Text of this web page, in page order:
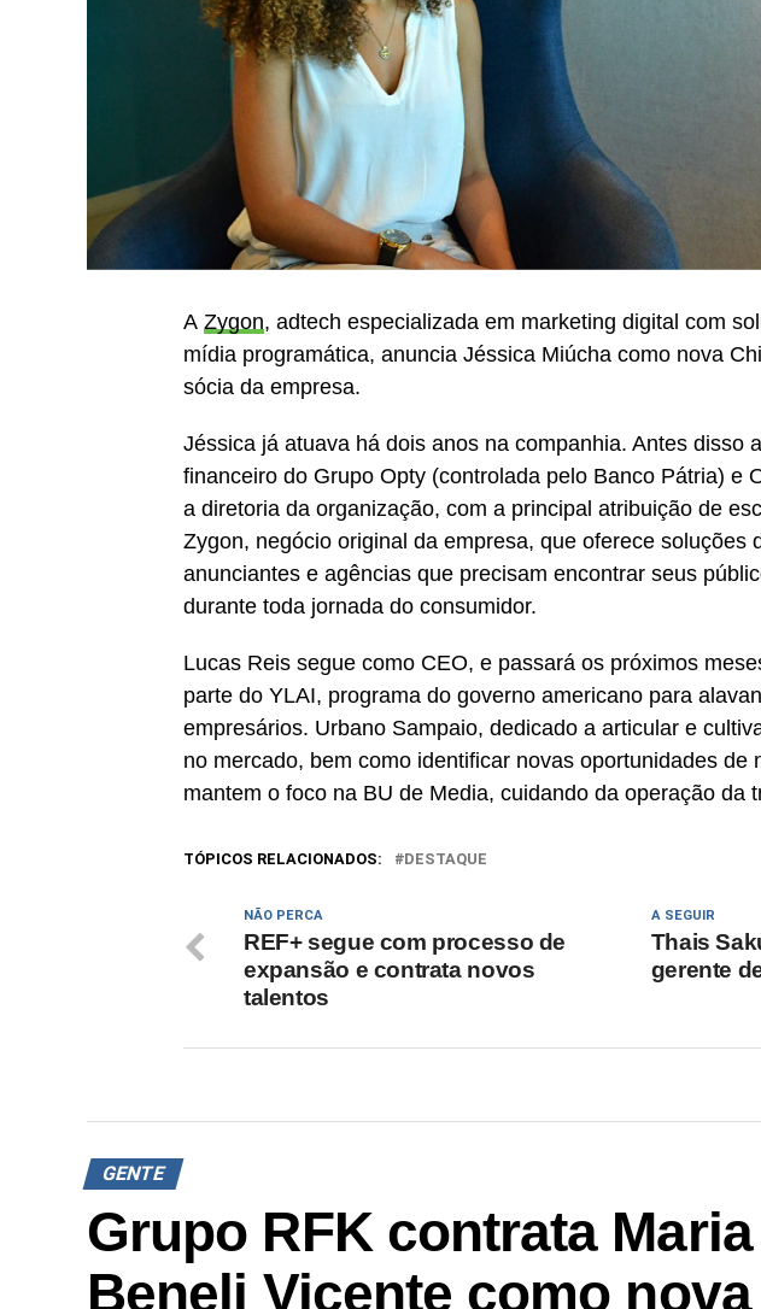
A Zygon, adtech especializada em marketing digital com
mídia programática, anuncia Jéssica Miúcha como nova
sócia da empresa.
Jéssica já atuava há dois anos na companhia. Antes disso
financeiro do Grupo Opty (controlada pelo Banco Pátria) e
a diretoria da organização, com a principal atribuição de
Zygon, negócio original da empresa, que oferece soluções
anunciantes e agências que precisam encontrar seus
durante toda jornada do consumidor.
Lucas Reis segue como CEO, e passará os próximos
parte do YLAI, programa do governo americano para
empresários. Urbano Sampaio, dedicado a articular e
no mercado, bem como identificar novas oportunidades de
mantem o foco na BU de Media, cuidando da operação da
TÓPICOS RELACIONADOS: DESTAQUE
A SEGUIR
Thais
gerente
NÃO PERCA
REF+ segue com processo de
expansão e contrata novos
talentos
GENTE
Grupo RFK contrata
Beneli Vicente como